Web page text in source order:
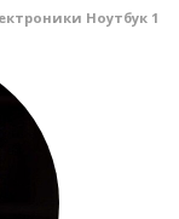
Ноутбук 1